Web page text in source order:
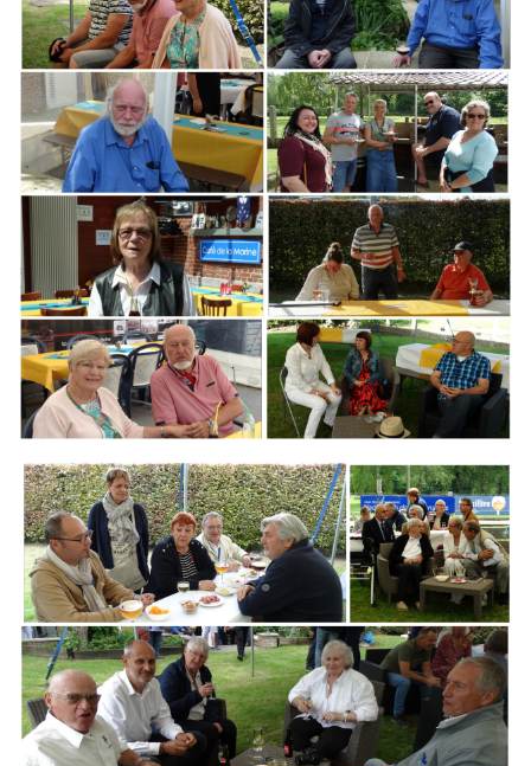
Branding
ARMCHAIR